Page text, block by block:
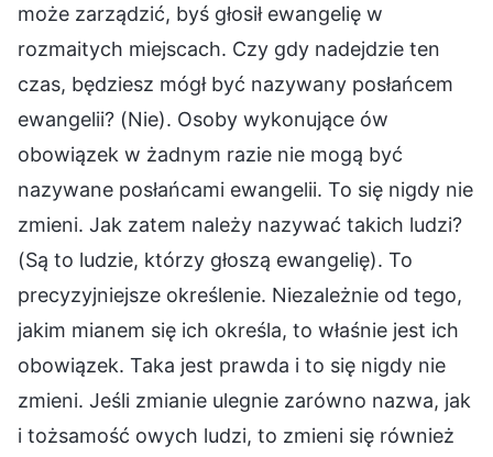
może zarządzić, byś głosił ewangelię w
rozmaitych miejscach. Czy gdy nadejdzie ten
czas, będziesz mógł być nazywany posłańcem
ewangelii? (Nie). Osoby wykonujące ów
obowiązek w żadnym razie nie mogą być
nazywane posłańcami ewangelii. To się nigdy nie
zmieni. Jak zatem należy nazywać takich ludzi?
(Są to ludzie, którzy głoszą ewangelię). To
precyzyjniejsze określenie. Niezależnie od tego,
jakim mianem się ich określa, to właśnie jest ich
obowiązek. Taka jest prawda i to się nigdy nie
zmieni. Jeśli zmianie ulegnie zarówno nazwa, jak
i tożsamość owych ludzi, to zmieni się również